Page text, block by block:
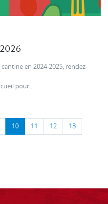
en 2024-2025, rendez-
pour...
10 11 12 13